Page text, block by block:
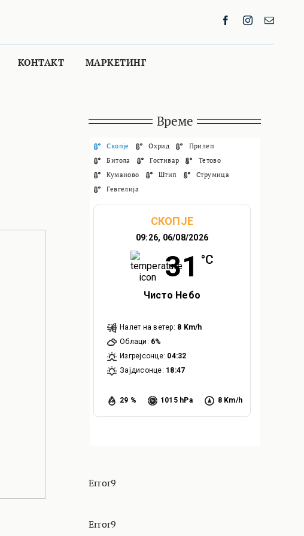
КОНТАКТ МАРКЕТИНГ
Време
Скопје Охрид
Прилеп
Битола
Гостивар
Тетово
Куманово
Штип
Струмица
Гевгелија
СКОПЈЕ
09:26, 06/08/2026
31 °C
Чисто Небо
29 % 1015 hPa 8 Km/h
Налет на ветер: 8 Km/h
Облаци: 6%
Изгрејсонце: 04:32
Зајдисонце: 18:47
Error9
Error9